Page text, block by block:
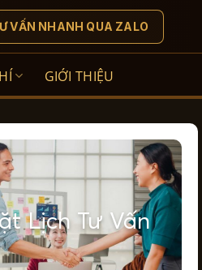
VẤN NHANH QUA ZALO
GIỚI THIỆU
Lịch Tư Vấn